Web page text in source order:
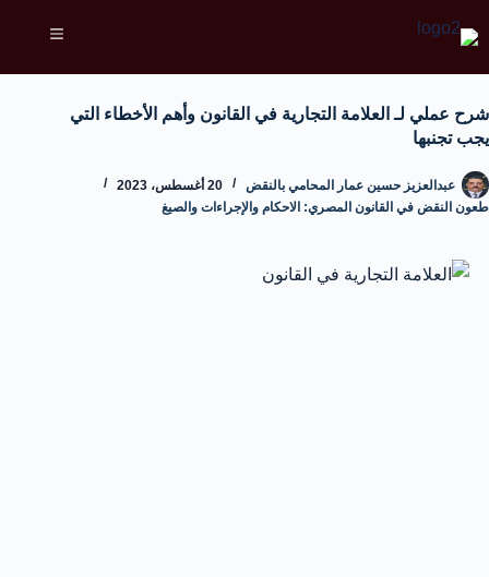
شرح عملي لـ العلامة التجارية في القانون وأهم الأخطاء التي
يجب تجنبها
عبدالعزيز حسين عمار المحامي بالنقض
20 أغسطس، 2023
طعون النقض في القانون المصري: الاحكام والإجراءات والصيغ